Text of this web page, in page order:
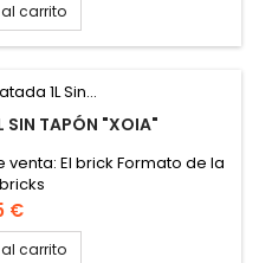
carrito
SIN TAPÓN "XOIA"
venta: El brick Formato de la
€
carrito